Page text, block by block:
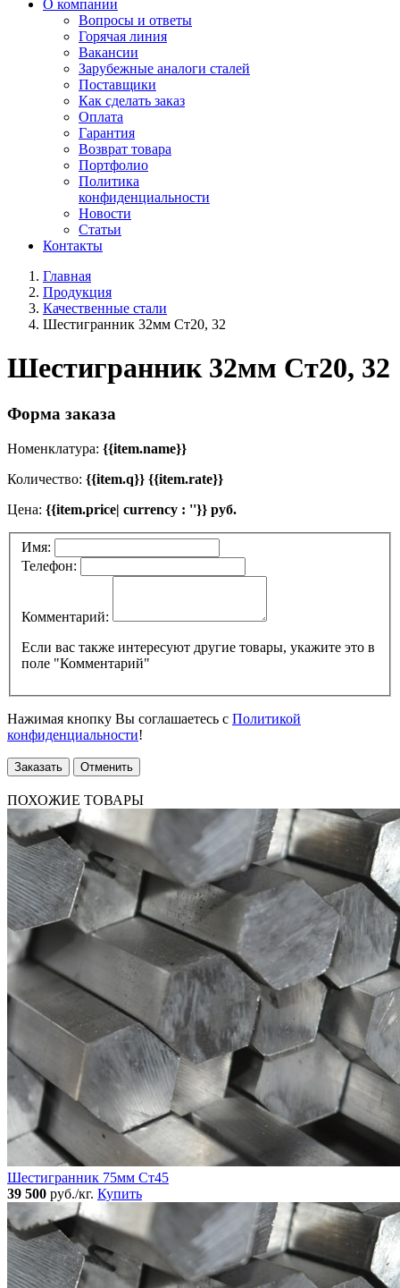
О компании
Вопросы и ответы
Горячая линия
Вакансии
Зарубежные аналоги сталей
Поставщики
Как сделать заказ
Оплата
Гарантия
Возврат товара
Портфолио
Политика
конфиденциальности
Новости
Статьи
Контакты
Главная
Продукция
Качественные стали
Шестигранник 32мм Ст20, 32
Шестигранник 32мм Ст20, 32
Форма заказа
Номенклатура: {{item.name}}
Количество: {{item.q}} {{item.rate}}
Цена: {{item.price| currency : ''}} руб.
Имя:
Телефон:
Комментарий:
Если вас также интересуют другие товары, укажите это в
поле "Комментарий"
Нажимая кнопку Вы соглашаетесь с Политикой
конфиденциальности!
Заказать Отменить
ПОХОЖИЕ ТОВАРЫ
Шестигранник 75мм Ст45
39 500 руб./кг. Купить